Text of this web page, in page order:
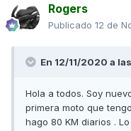
Rogers
Publicado 12 de
En 12/11/2020 a
Hola a todos. Soy
primera moto que
hago 80 KM diarios .